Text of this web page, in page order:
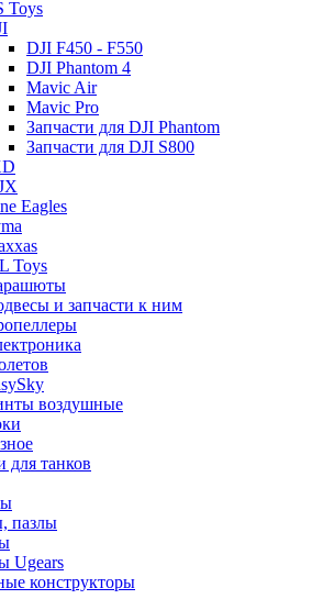
Toys
DJI F450 - F550
DJI Phantom 4
Mavic Air
Mavic Pro
Запчасти для DJI Phantom
Запчасти для DJI S800
Eagles
Toys
и запчасти к ним
воздушные
для танков
пазлы
Ugears
конструкторы